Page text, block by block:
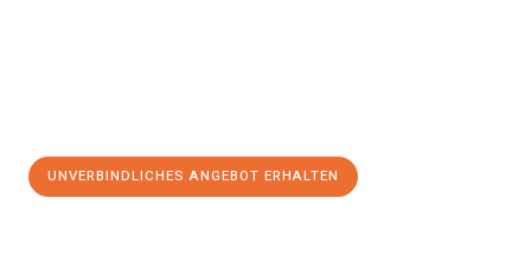
UNVERBINDLICHES ANGEBOT ERHALTEN